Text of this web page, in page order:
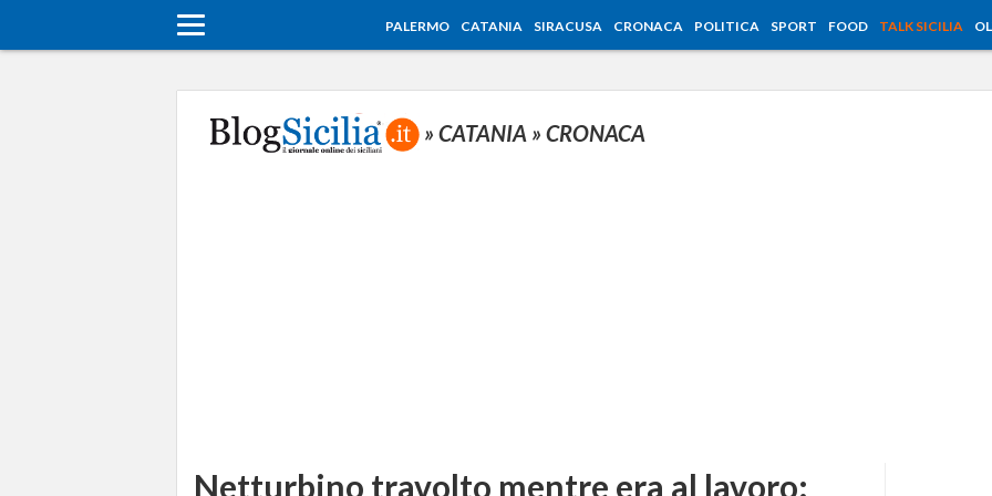
PALERMO CATANIA SIRACUSA CRONACA POLITICA SPORT FOOD TALK SICILIA
» CATANIA » CRONACA
Netturbino travolto mentre era al lavoro: